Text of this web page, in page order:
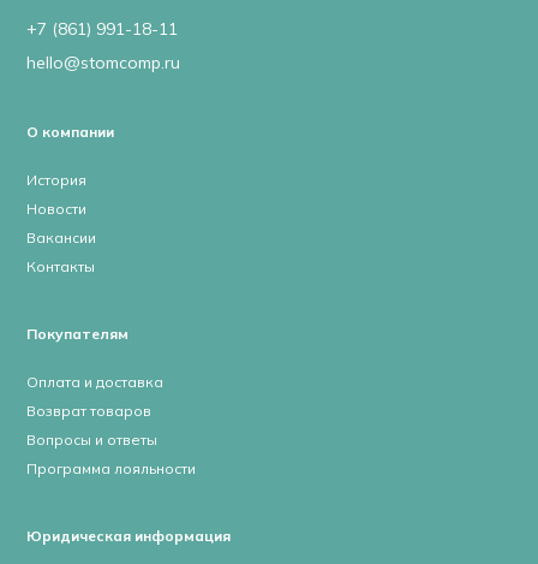
+7 (861) 991-18-11
hello@stomcomp.ru
О компании
История
Новости
Вакансии
Контакты
Покупателям
Оплата и доставка
Возврат товаров
Вопросы и ответы
Программа лояльности
Юридическая информация